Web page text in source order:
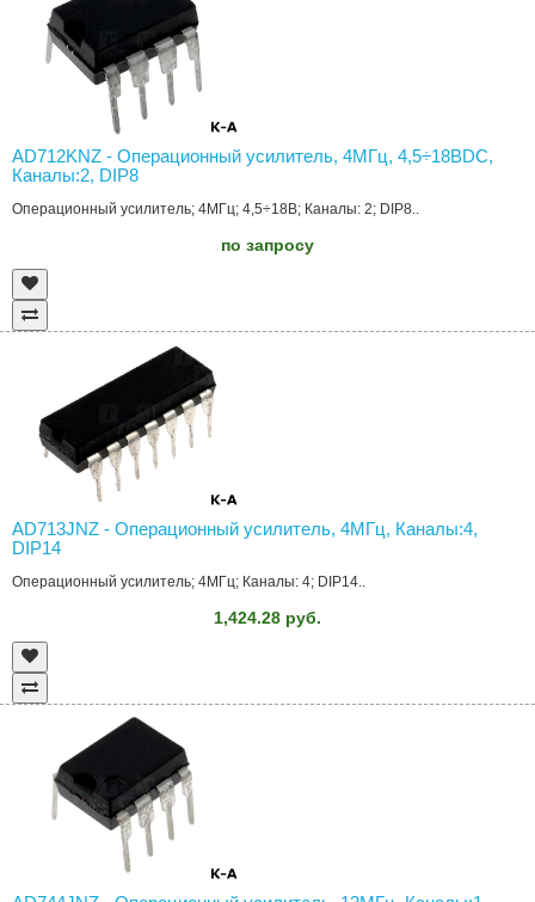
AD712KNZ - Операционный усилитель, 4МГц, 4,5÷18ВDC,
Каналы:2, DIP8
Операционный усилитель; 4МГц; 4,5÷18В; Каналы: 2; DIP8..
по запросу
AD713JNZ - Операционный усилитель, 4МГц, Каналы:4,
DIP14
Операционный усилитель; 4МГц; Каналы: 4; DIP14..
1,424.28 руб.